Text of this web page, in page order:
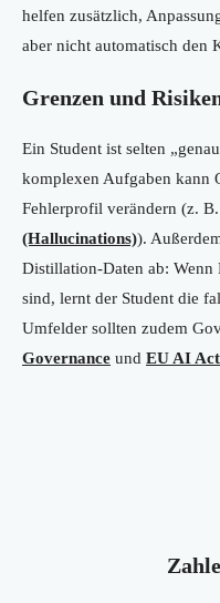
helfen zusätzlich,
aber nicht automatisch den
Grenzen und
Ein Student ist selten
komplexen Aufgaben kann
Fehlerprofil verändern (z. B.
(Hallucinations)).
Distillation-Daten ab: Wenn
sind, lernt der Student die
Umfelder sollten zudem
Governance und EU AI Act